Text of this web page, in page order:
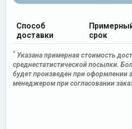
Способ
доставки
срок
* Указана примерная стоимость
среднестатистической посылки.
будет произведен при оформлении
менеджером при согласовании